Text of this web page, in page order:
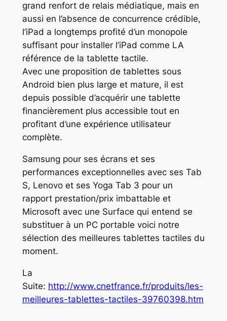
grand renfort de relais médiatique, mais en
aussi en l’absence de concurrence crédible,
l’iPad a longtemps profité d’un monopole
suffisant pour installer l’iPad comme LA
référence de la tablette tactile.
Avec une proposition de tablettes sous
Android bien plus large et mature, il est
depuis possible d’acquérir une tablette
financièrement plus accessible tout en
profitant d’une expérience utilisateur
complète.
Samsung pour ses écrans et ses
performances exceptionnelles avec ses Tab
S, Lenovo et ses Yoga Tab 3 pour un
rapport prestation/prix imbattable et
Microsoft avec une Surface qui entend se
substituer à un PC portable voici notre
sélection des meilleures tablettes tactiles du
moment.
La
Suite: http://www.cnetfrance.fr/produits/les-
meilleures-tablettes-tactiles-39760398.htm